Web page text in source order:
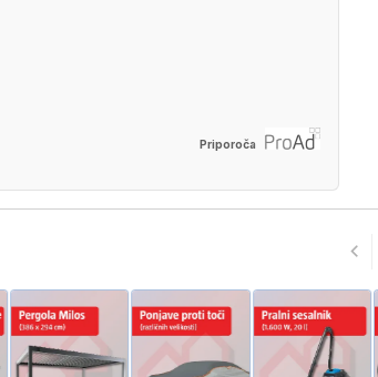
Priporoča